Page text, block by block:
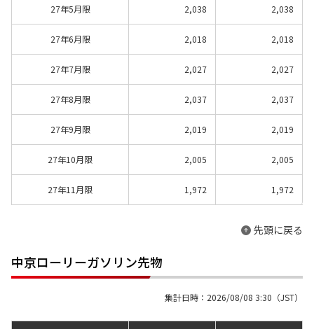
27年5月限 2,038 2,038
27年6月限 2,018 2,018
27年7月限 2,027 2,027
27年8月限 2,037 2,037
27年9月限 2,019 2,019
27年10月限 2,005 2,005
27年11月限 1,972 1,972
先頭に戻る
中京ローリーガソリン先物
集計日時：2026/08/08 3:30（JST）